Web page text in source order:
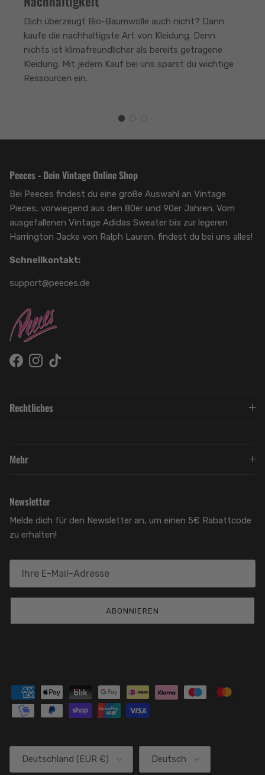
The rating of this product for "" is 2.
Dich überzeugt Bio-Baumwolle auch nicht? Dann
kaufe die nachhaltigste Art von Kleidung. Denn
nichts ist klimafreundlicher als bereits getragene
Kleidung. Mit jedem Kauf bei uns sparst du wichtige
Ressourcen ein.
Peeces - Dein Vintage Online Shop
Bei Peeces findest du eine große Auswahl an Vintage
Pieces, vorwiegend aus den 80er und 90er Jahren. Vom
ausgefallenen Vintage Adidas Sweater bis zur legeren
Harrington Jacke von Ralph Lauren, findest du bei uns alles!
Schnellkontakt:
support@peeces.de
Facebook
Instagram
TikTok
Rechtliches
Mehr
Newsletter
Melde dich für den Newsletter an, um einen 5€ Rabattcode
zu erhalten!
ABONNIEREN
Deutschland (EUR €) Deutsch